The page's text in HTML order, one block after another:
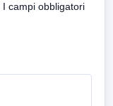
I campi obbligatori